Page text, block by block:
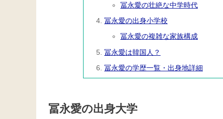
冨永愛の壮絶な中学時代
冨永愛の出身小学校
冨永愛の複雑な家族構成
冨永愛は韓国人？
冨永愛の学歴一覧・出身地詳細
冨永愛の出身大学